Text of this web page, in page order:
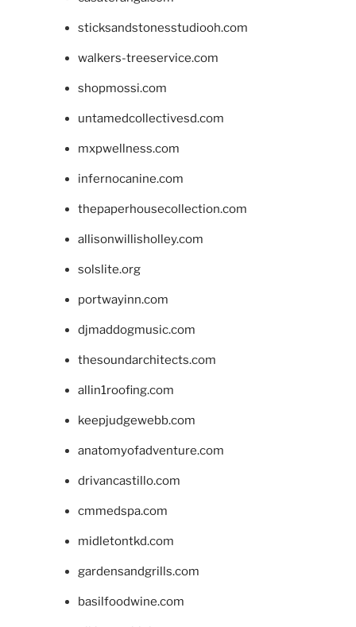
sticksandstonesstudiooh.com
walkers-treeservice.com
shopmossi.com
untamedcollectivesd.com
mxpwellness.com
infernocanine.com
thepaperhousecollection.com
allisonwillisholley.com
solslite.org
portwayinn.com
djmaddogmusic.com
thesoundarchitects.com
allin1roofing.com
keepjudgewebb.com
anatomyofadventure.com
drivancastillo.com
cmmedspa.com
midletontkd.com
gardensandgrills.com
basilfoodwine.com